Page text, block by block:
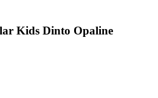
Kids Dinto Opaline